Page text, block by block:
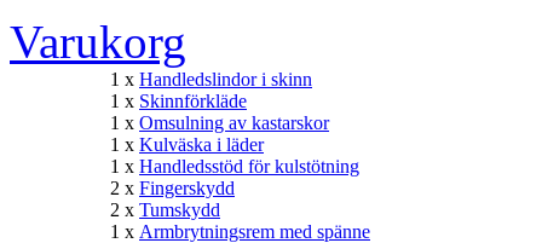
Varukorg
1 x Handledslindor i skinn
1 x Skinnförkläde
1 x Omsulning av kastarskor
1 x Kulväska i läder
1 x Handledsstöd för kulstötning
2 x Fingerskydd
2 x Tumskydd
1 x Armbrytningsrem med spänne